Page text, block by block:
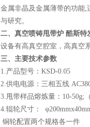
金属非晶及金属薄带的功能
与研究。
二、 真空喷铸甩带炉 酷斯特
设备有高真空腔室，高真空
三、 主要技术参数
1.产品型号：KSD-0.05
2.供电电源：三相五线
3.甩带样品熔炼量：10-50g;
4.辊轮尺寸：
铜轮配置两个规格各一件